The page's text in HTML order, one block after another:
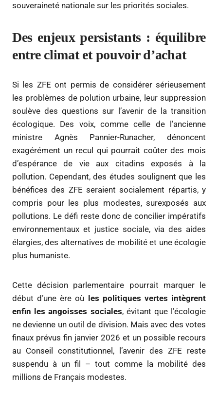
souveraineté nationale sur les priorités sociales.
Des enjeux persistants : équilibre
entre climat et pouvoir d’achat
Si les ZFE ont permis de considérer sérieusement
les problèmes de polution urbaine, leur suppression
soulève des questions sur l’avenir de la transition
écologique. Des voix, comme celle de l’ancienne
ministre Agnès Pannier-Runacher, dénoncent
exagérément un recul qui pourrait coûter des mois
d’espérance de vie aux citadins exposés à la
pollution. Cependant, des études soulignent que les
bénéfices des ZFE seraient socialement répartis, y
compris pour les plus modestes, surexposés aux
pollutions. Le défi reste donc de concilier impératifs
environnementaux et justice sociale, via des aides
élargies, des alternatives de mobilité et une écologie
plus humaniste.
Cette décision parlementaire pourrait marquer le
début d’une ère où
les politiques vertes intègrent
enfin les angoisses sociales, évitant que l’écologie
ne devienne un outil de division. Mais avec des votes
finaux prévus fin janvier 2026 et un possible recours
au Conseil constitutionnel, l’avenir des ZFE reste
suspendu à un fil – tout comme la mobilité des
millions de Français modestes.